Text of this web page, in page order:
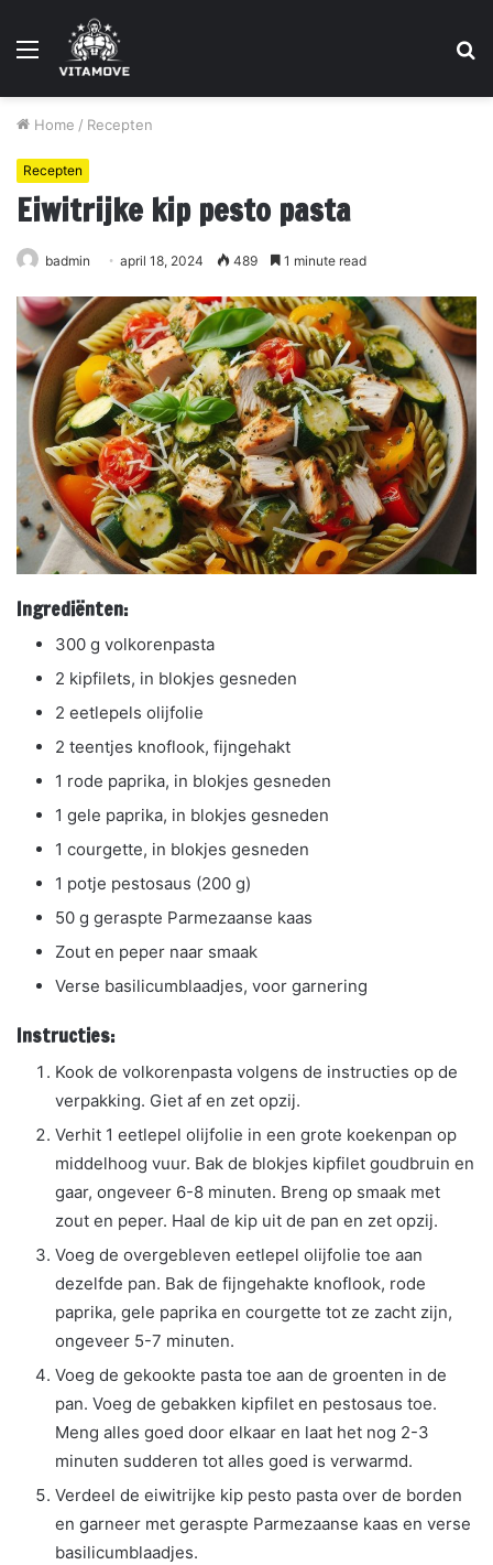
Menu
Home / Recepten
Recepten
Eiwitrijke kip pesto pasta
badmin april 18, 2024 489 1 minute read
Ingrediënten:
300 g volkorenpasta
2 kipfilets, in blokjes gesneden
2 eetlepels olijfolie
2 teentjes knoflook, fijngehakt
1 rode paprika, in blokjes gesneden
1 gele paprika, in blokjes gesneden
1 courgette, in blokjes gesneden
1 potje pestosaus (200 g)
50 g geraspte Parmezaanse kaas
Zout en peper naar smaak
Verse basilicumblaadjes, voor garnering
Instructies:
Kook de volkorenpasta volgens de instructies op de
verpakking. Giet af en zet opzij.
Verhit 1 eetlepel olijfolie in een grote koekenpan op
middelhoog vuur. Bak de blokjes kipfilet goudbruin en
gaar, ongeveer 6-8 minuten. Breng op smaak met
zout en peper. Haal de kip uit de pan en zet opzij.
Voeg de overgebleven eetlepel olijfolie toe aan
dezelfde pan. Bak de fijngehakte knoflook, rode
paprika, gele paprika en courgette tot ze zacht zijn,
ongeveer 5-7 minuten.
Voeg de gekookte pasta toe aan de groenten in de
pan. Voeg de gebakken kipfilet en pestosaus toe.
Meng alles goed door elkaar en laat het nog 2-3
minuten sudderen tot alles goed is verwarmd.
Verdeel de eiwitrijke kip pesto pasta over de borden
en garneer met geraspte Parmezaanse kaas en verse
basilicumblaadjes.